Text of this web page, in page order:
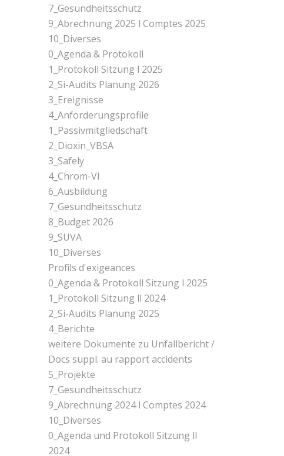
7_Gesundheitsschutz
9_Abrechnung 2025 l Comptes 2025
10_Diverses
0_Agenda & Protokoll
1_Protokoll Sitzung l 2025
2_Si-Audits Planung 2026
3_Ereignisse
4_Anforderungsprofile
1_Passivmitgliedschaft
2_Dioxin_VBSA
3_Safely
4_Chrom-Vl
6_Ausbildung
7_Gesundheitsschutz
8_Budget 2026
9_SUVA
10_Diverses
Profils d'exigeances
0_Agenda & Protokoll Sitzung l 2025
1_Protokoll Sitzung ll 2024
2_Si-Audits Planung 2025
4_Berichte
weitere Dokumente zu Unfallbericht /
Docs suppl. au rapport accidents
5_Projekte
7_Gesundheitsschutz
9_Abrechnung 2024 l Comptes 2024
10_Diverses
0_Agenda und Protokoll Sitzung ll
2024